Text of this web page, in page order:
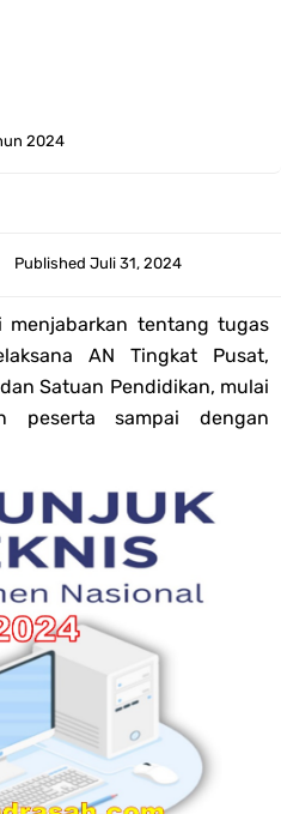
bagi GTK Madrasah
(GWS) Untuk Guru Madrasah
Kurikulum Merdeka Tahun 2026
2 Kurikulum Merdeka Tahun
SD/MI Tahun 2026 Lengkap
Dan MA Tahun 2026
Refleksi Modul Pedagogik SKI
2025
Refleksi Modul Pedagogik Fiqih
2024
Published Juli 31, 2024
tentang tugas
AN Tingkat Pusat,
Satuan Pendidikan, mulai
peserta sampai dengan